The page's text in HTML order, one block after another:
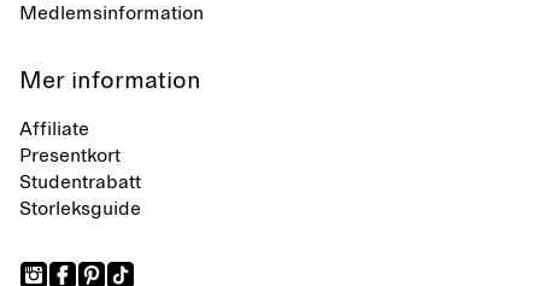
Medlemsinformation
Mer information
Affiliate
Presentkort
Studentrabatt
Storleksguide